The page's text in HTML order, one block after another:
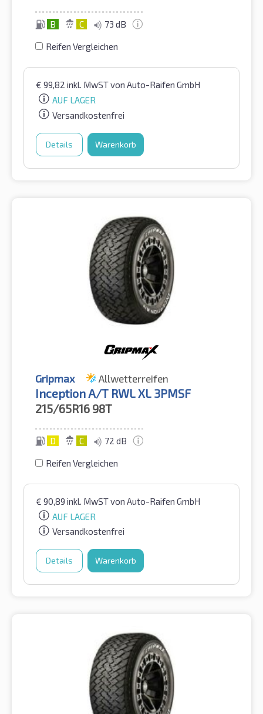
B C 73 dB
Reifen Vergleichen
€ 99,82 inkl. MwSTvon Auto-Raifen GmbH
AUF LAGER
Versandkostenfrei
Details Warenkorb
Gripmax Allwetterreifen
Inception A/T RWL XL 3PMSF
215/65R16 98T
D C 72 dB
Reifen Vergleichen
€ 90,89 inkl. MwSTvon Auto-Raifen GmbH
AUF LAGER
Versandkostenfrei
Details Warenkorb